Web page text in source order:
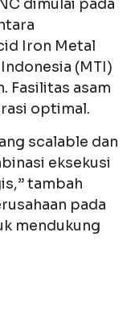
dimulai pada
Iron Metal
(MTI)
Fasilitas asam
optimal.
scalable dan
eksekusi
tambah
pada
mendukung